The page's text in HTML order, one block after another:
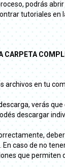
podrás
tutoriales en
archivos en tu
verás
descargar
caso de no
que permiten